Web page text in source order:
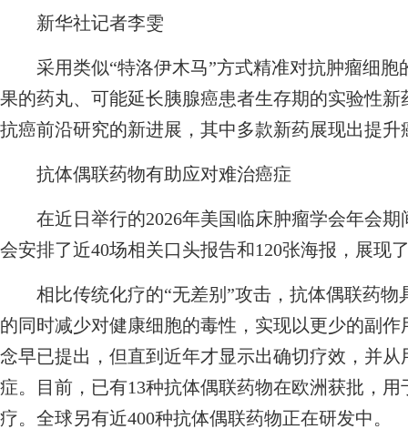
新华社记者李雯
采用类似“特洛伊木马”方式精准对抗肿瘤细胞
果的药丸、可能延长胰腺癌患者生存期的实验性
抗癌前沿研究的新进展，其中多款新药展现出提
抗体偶联药物有助应对难治癌症
在近日举行的2026年美国临床肿瘤学会年会期
会安排了近40场相关口头报告和120张海报，展现
相比传统化疗的“无差别”攻击，抗体偶联药物
的同时减少对健康细胞的毒性，实现以更少的副
念早已提出，但直到近年才显示出确切疗效，并
症。目前，已有13种抗体偶联药物在欧洲获批，
疗。全球另有近400种抗体偶联药物正在研发中。